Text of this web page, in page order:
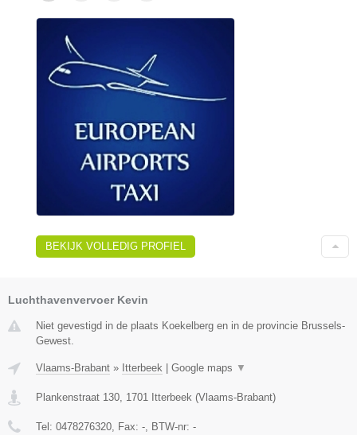
BEKIJK VOLLEDIG PROFIEL
Luchthavenvervoer Kevin
Niet gevestigd in de plaats Koekelberg en in de provincie Brussels-
Gewest.
Vlaams-Brabant » Itterbeek Google maps ▼
Plankenstraat 130, 1701 Itterbeek (Vlaams-Brabant)
Tel: 0478276320, Fax: -, BTW-nr: -